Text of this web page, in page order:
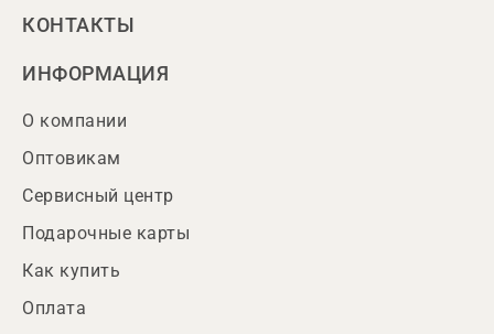
КОНТАКТЫ
ИНФОРМАЦИЯ
О компании
Оптовикам
Сервисный центр
Подарочные карты
Как купить
Оплата